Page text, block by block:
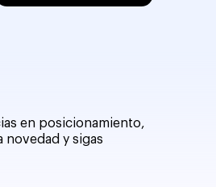
en posicionamiento,
y sigas